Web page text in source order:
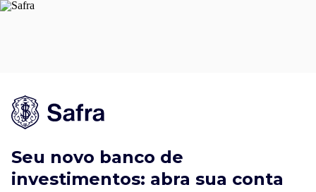
Seu novo banco de
investimentos: abra sua conta